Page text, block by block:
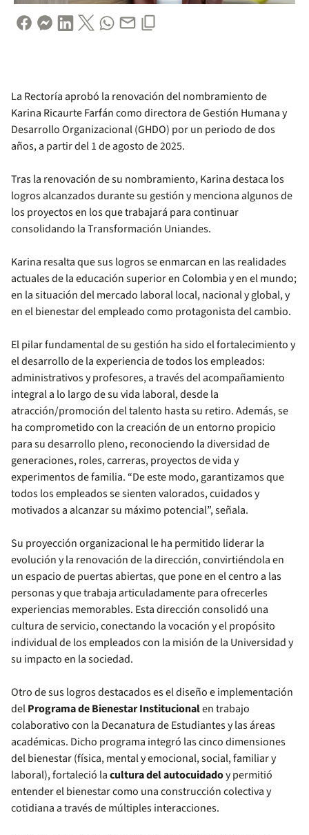
La Rectoría aprobó la renovación del nombramiento de
Karina Ricaurte Farfán como directora de Gestión Humana y
Desarrollo Organizacional (GHDO) por un periodo de dos
años, a partir del 1 de agosto de 2025.
Tras la renovación de su nombramiento, Karina destaca los
logros alcanzados durante su gestión y menciona algunos de
los proyectos en los que trabajará para continuar
consolidando la Transformación Uniandes.
Karina resalta que sus logros se enmarcan en las realidades
actuales de la educación superior en Colombia y en el mundo;
en la situación del mercado laboral local, nacional y global, y
en el bienestar del empleado como protagonista del cambio.
El pilar fundamental de su gestión ha sido el fortalecimiento y
el desarrollo de la experiencia de todos los empleados:
administrativos y profesores, a través del acompañamiento
integral a lo largo de su vida laboral, desde la
atracción/promoción del talento hasta su retiro. Además, se
ha comprometido con la creación de un entorno propicio
para su desarrollo pleno, reconociendo la diversidad de
generaciones, roles, carreras, proyectos de vida y
experimentos de familia. “De este modo, garantizamos que
todos los empleados se sienten valorados, cuidados y
motivados a alcanzar su máximo potencial”, señala.
Su proyección organizacional le ha permitido liderar la
evolución y la renovación de la dirección, convirtiéndola en
un espacio de puertas abiertas, que pone en el centro a las
personas y que trabaja articuladamente para ofrecerles
experiencias memorables. Esta dirección consolidó una
cultura de servicio, conectando la vocación y el propósito
individual de los empleados con la misión de la Universidad y
su impacto en la sociedad.
Otro de sus logros destacados es el diseño e implementación
delPrograma de Bienestar Institucionalen trabajo
colaborativo con la Decanatura de Estudiantes y las áreas
académicas. Dicho programa integró las cinco dimensiones
del bienestar (física, mental y emocional, social, familiar y
laboral), fortaleció lacultura del autocuidadoy permitió
entender el bienestar como una construcción colectiva y
cotidiana a través de múltiples interacciones.